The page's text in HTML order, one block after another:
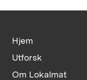
Hjem
Utforsk
Om Lokalmat